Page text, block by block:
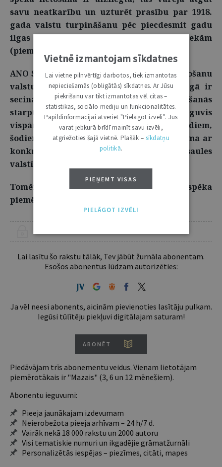
savu neatkarību un uzturēt prasību par 1918.
gada valstu turpināšanu pēc piecdesmit gadu
ilgas okupācijas ar visām izrietošām sekām
(piem., pilsonības turpināšanās utt.).3
ANO Statūti aizliedz spēka vai draudu lietošanu
valstu attiecībās. Starptautiskā tiesa Hāgā ir
secinājusi, ka kopš šī principa nostiprināšanās
starptautiskajā tiesībās tas ir ieguvis
vispārobligātu raksturu.4 Citiem vārdiem,
šodien tā ir konstitucionāla rakstura norma ar
konkrētiem pienākumiem visām pasaules
valstīm.
Tomēr pastāv izņēmumi, kad spēka
piemērošana valstu attiecībās var notikt.
Lai lasītu šo rakstu tālāk, Tev jābūt žurnāla abonentam.
Esošos abonentus lūdzam autorizēties:
Ja vēl neesi abonents, aicinām pievienoties lasītāju pulkam.
Iegūsi tūlītēju piekļuvi digitālajam saturam!
ABONĒT
Piedāvājam trīs abonementu veidus. Vienam lietotājam
piemērotākais ir "Mazais" (3, 6 un 12 mēnešiem).
Abonentu ieguvumi:
Pieeja jaunākajam izdevumam
Neierobežota pieeja arhīvam – 24 h/7 d.
Vairāk nekā 18 000 rakstu un 2000 autoru
Visi tematiskie numuri un ikgadējie grāmatžurnāli
Personalizētās iespējas – piezīmes, citāti, mapes
Vietnē izmantojam sīkdatnes
Lai vietne pilnvērtīgi darbotos, tiek izmantotas
nepieciešamās (obligātās) sīkdatnes. Ar Jūsu
piekrišanu var tikt izmantotas vēl citas –
statistikas, sociālo mediju un funkcionalitātes.
Papildinformācijai atveriet "Pielāgot izvēli". Jūs
varat jebkurā brīdī mainīt savu izvēli,
atgriežoties šajā vietnē. Plašāk – sīkdatņu
politikā.
PIEŅEMT VISAS
PIELĀGOT IZVĒLI